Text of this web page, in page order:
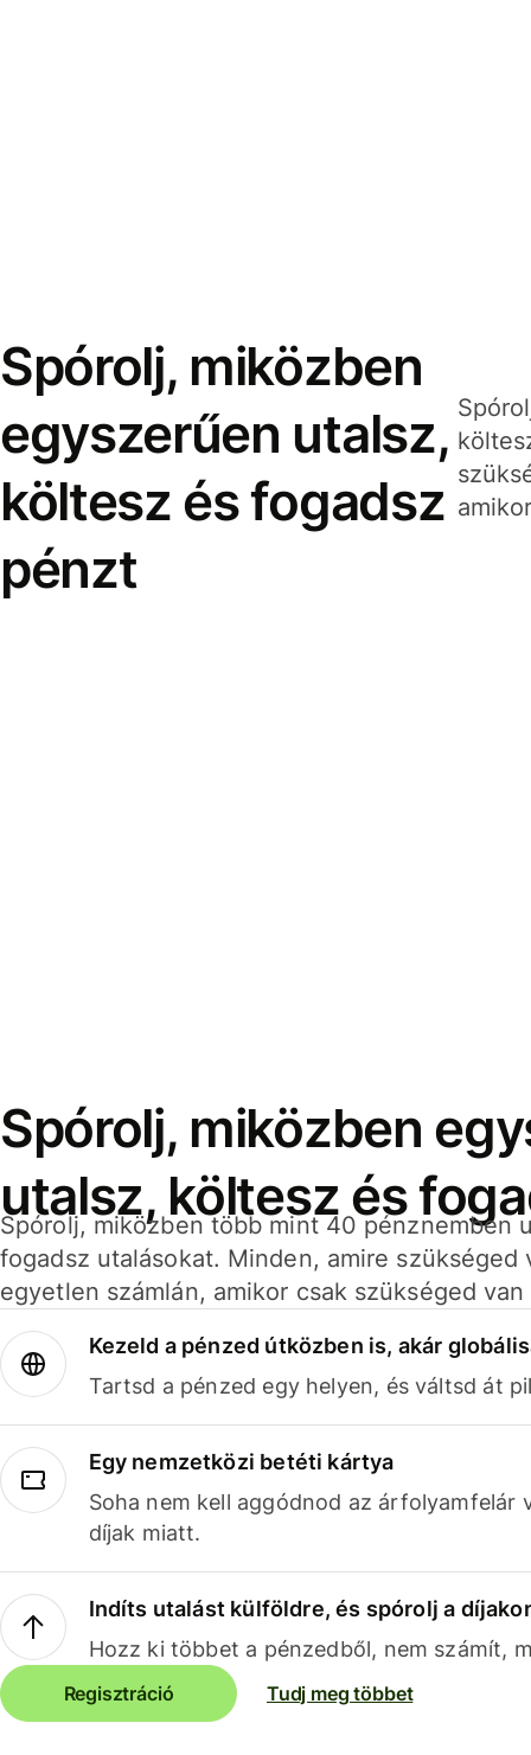
Spórolj, miközben
egyszerűen utalsz,
költesz és fogadsz
pénzt
Spórolj, miközben
utalsz, költesz és
Spórolj, miközben több mint 40 pénznemben
fogadsz utalásokat. Minden, amire szükséged
egyetlen számlán, amikor csak szükséged van
Kezeld a pénzed útközben is, akár
Tartsd a pénzed egy helyen, és váltsd át
Egy nemzetközi betéti kártya
Soha nem kell aggódnod az árfolyamfelár
díjak miatt.
Indíts utalást külföldre, és spórolj a
Hozz ki többet a pénzedből, nem számít,
Regisztráció Tudj meg többet